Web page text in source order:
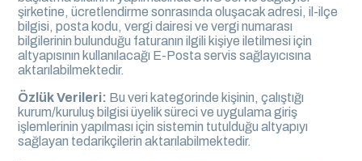
şirketine, ücretlendirme sonrasında oluşacak adresi, il-ilçe
bilgisi, posta kodu, vergi dairesi ve vergi numarası
bilgilerinin bulunduğu faturanın ilgili kişiye iletilmesi için
altyapısının kullanılacağı E-Posta servis sağlayıcısına
aktarılabilmektedir.
Özlük Verileri: Bu veri kategorinde kişinin, çalıştığı
kurum/kuruluş bilgisi üyelik süreci ve uygulama giriş
işlemlerinin yapılması için sistemin tutulduğu altyapıyı
sağlayan tedarikçilerin aktarılabilmektedir.